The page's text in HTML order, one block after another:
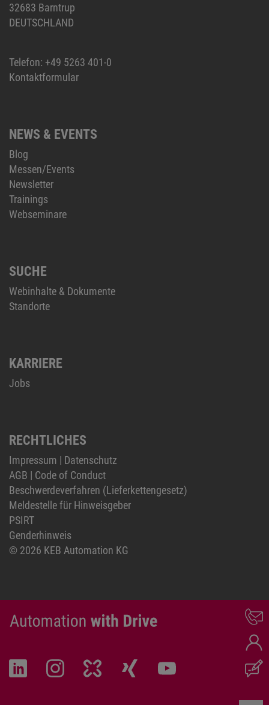
32683 Barntrup
DEUTSCHLAND
Telefon: +49 5263 401-0
Kontaktformular
NEWS & EVENTS
Blog
Messen/Events
Newsletter
Trainings
Webseminare
SUCHE
Webinhalte & Dokumente
Standorte
KARRIERE
Jobs
RECHTLICHES
Impressum | Datenschutz
AGB | Code of Conduct
Beschwerdeverfahren (Lieferkettengesetz)
Meldestelle für Hinweisgeber
PSIRT
Genderhinweis
© 2026 KEB Automation KG